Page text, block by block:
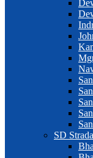
SD Strada